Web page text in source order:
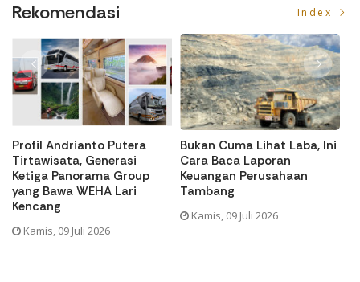
Rekomendasi Index
Tips Investasi Saham
untuk Karyawan Gaji UMR
yang Ingin Mulai dari Nol
Kamis, 09 Juli 2026
Senasib PMMP, Ini 5 Emiten
dengan Utang Jumbo
Rabu, 08 Juli 2026